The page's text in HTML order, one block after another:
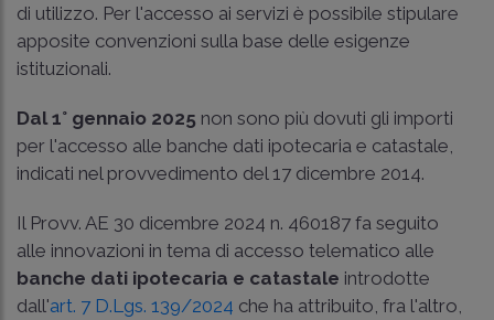
di utilizzo. Per l'accesso ai servizi è possibile stipulare
apposite convenzioni sulla base delle esigenze
istituzionali.
Dal 1° gennaio 2025 non sono più dovuti gli importi
per l'accesso alle banche dati ipotecaria e catastale,
indicati nel provvedimento del 17 dicembre 2014.
Il Provv. AE 30 dicembre 2024 n. 460187 fa seguito
alle innovazioni in tema di accesso telematico alle
banche dati ipotecaria e catastale introdotte
dall'art. 7 D.Lgs. 139/2024 che ha attribuito, fra l'altro,